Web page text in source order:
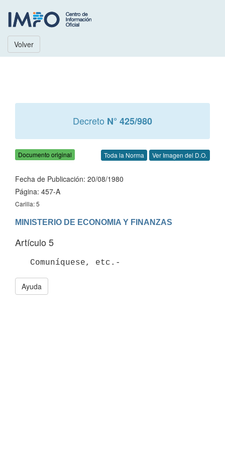
Volver
Decreto N° 425/980
Documento original Toda la Norma Ver Imagen del D.O.
Fecha de Publicación: 20/08/1980
Página: 457-A
Carilla: 5
MINISTERIO DE ECONOMIA Y FINANZAS
Artículo 5
Ayuda